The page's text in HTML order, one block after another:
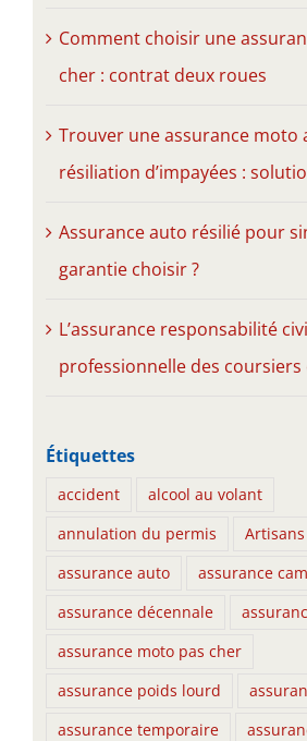
Comment choisir une
cher : contrat deux roues
Trouver une assurance moto
résiliation d’impayées :
Assurance auto résilié pour
garantie choisir ?
L’assurance responsabilité
professionnelle des
Étiquettes
accident
alcool au volant
annulation du permis
Artisans
assurance auto
assurance
assurance décennale
assurance moto pas cher
assurance poids lourd
assurance temporaire